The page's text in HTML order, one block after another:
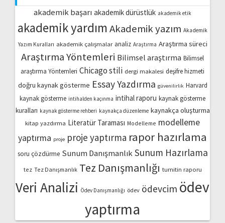
akademik başarı akademik dürüstlük akademik etik
akademik yardımAkademik yazım Akademik
Yazım Kuralları akademik çalışmalar analiz Araştırma Araştırma süreci
Araştırma Yöntemleri Bilimsel araştırma Bilimsel
araştırma Yöntemleri Chicago stili dergi makalesi deşifre hizmeti
doğru kaynak gösterme Essay Yazdırma güvenilirlik Harvard
kaynak gösterme intihalden kaçınma intihal raporu kaynak gösterme
kuralları kaynak gösterme rehberi kaynakça düzenleme kaynakça oluşturma
kitap yazdırma Literatür Taraması Modelleme modelleme
yaptırma proje proje yaptırma rapor hazırlama
soru çözdürme Sunum Danışmanlık Sunum Hazırlama
tez Tez Danışmanlık Tez Danışmanlığı turnitin raporu
Veri Analizi Ödev Danışmanlığı ödev ödevcim ödev
yaptırma